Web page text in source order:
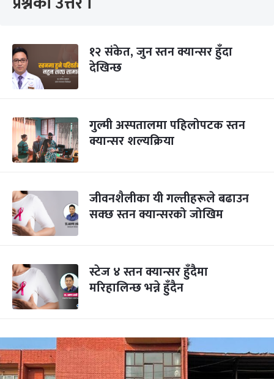
१२ संकेत, जुन स्तन क्यान्सर हुँदा
देखिन्छ
गुल्मी अस्पतालमा पहिलोपटक स्तन
क्यान्सर शल्यक्रिया
जीवनशैलीका यी गल्तीहरूले बढाउन
सक्छ स्तन क्यान्सरको जोखिम
स्टेज ४ स्तन क्यान्सर हुँदैमा
मरिहालिन्छ भन्ने हुँदैन